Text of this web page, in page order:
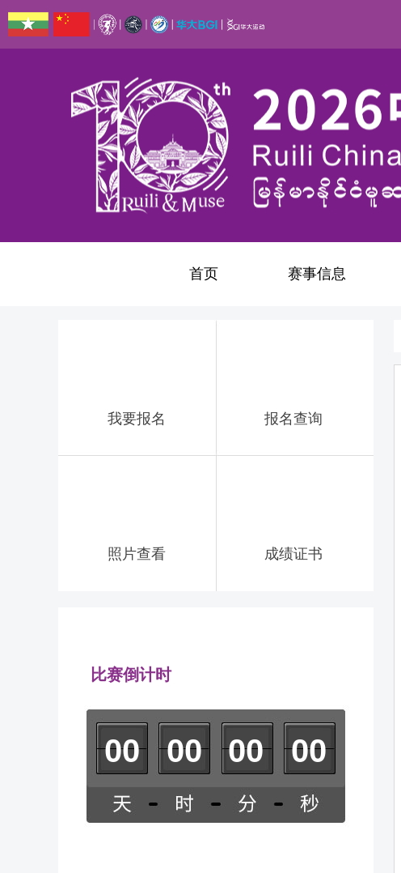
首页 赛事信息
我要报名 报名查询
照片查看 成绩证书
比赛倒计时
00 00 00 00